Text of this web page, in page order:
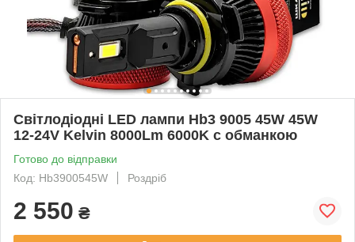
Світлодіодні LED лампи Hb3 9005 45W 45W
12-24V Kelvin 8000Lm 6000K c обманкою
Готово до відправки
Код: Hb3900545W
Роздріб
2 550 ₴